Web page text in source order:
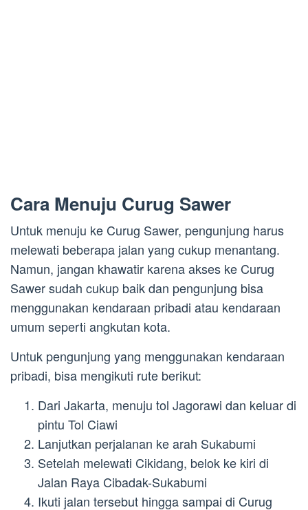
Cara Menuju Curug Sawer
Untuk menuju ke Curug Sawer, pengunjung harus
melewati beberapa jalan yang cukup menantang.
Namun, jangan khawatir karena akses ke Curug
Sawer sudah cukup baik dan pengunjung bisa
menggunakan kendaraan pribadi atau kendaraan
umum seperti angkutan kota.
Untuk pengunjung yang menggunakan kendaraan
pribadi, bisa mengikuti rute berikut:
Dari Jakarta, menuju tol Jagorawi dan keluar di
pintu Tol Ciawi
Lanjutkan perjalanan ke arah Sukabumi
Setelah melewati Cikidang, belok ke kiri di
Jalan Raya Cibadak-Sukabumi
Ikuti jalan tersebut hingga sampai di Curug